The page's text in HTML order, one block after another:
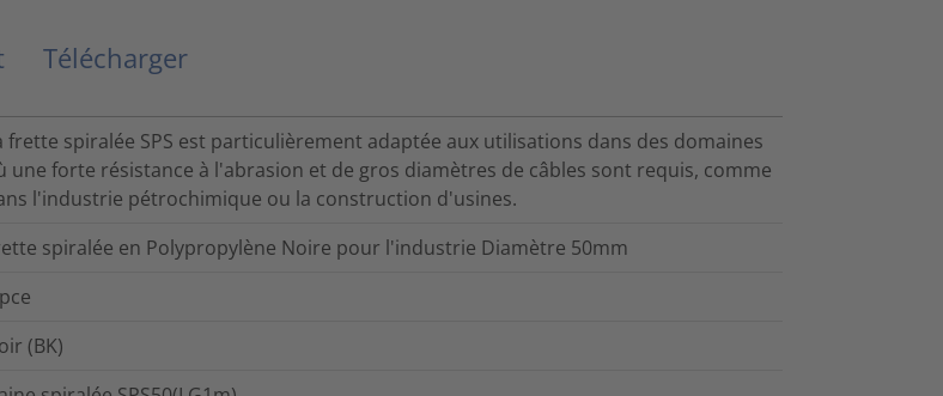
Télécharger
frette spiralée SPS est particulièrement adaptée aux utilisations dans des domaines
une forte résistance à l'abrasion et de gros diamètres de câbles sont requis, comme
l'industrie pétrochimique ou la construction d'usines.
spiralée en Polypropylène Noire pour l'industrie Diamètre 50mm
pce
(BK)